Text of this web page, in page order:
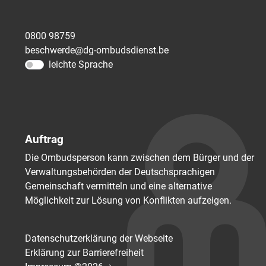
0800 98759
beschwerde@dg-ombudsdienst.be
leichte Sprache
Auftrag
Die Ombudsperson kann zwischen dem Bürger und der
Verwaltungsbehörden der Deutschsprachigen
Gemeinschaft vermitteln und eine alternative
Möglichkeit zur Lösung von Konflikten aufzeigen.
Datenschutzerklärung der Webseite
Erklärung zur Barrierefreiheit